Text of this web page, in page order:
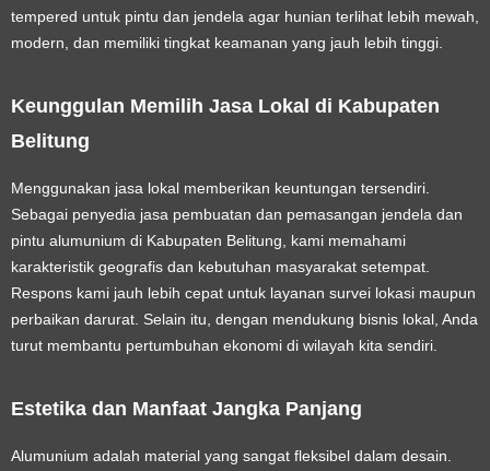
tempered untuk pintu dan jendela agar hunian terlihat lebih mewah,
modern, dan memiliki tingkat keamanan yang jauh lebih tinggi.
Keunggulan Memilih Jasa Lokal di Kabupaten
Belitung
Menggunakan jasa lokal memberikan keuntungan tersendiri.
Sebagai penyedia jasa pembuatan dan pemasangan jendela dan
pintu alumunium di Kabupaten Belitung , kami memahami
karakteristik geografis dan kebutuhan masyarakat setempat.
Respons kami jauh lebih cepat untuk layanan survei lokasi maupun
perbaikan darurat. Selain itu, dengan mendukung bisnis lokal, Anda
turut membantu pertumbuhan ekonomi di wilayah kita sendiri.
Estetika dan Manfaat Jangka Panjang
Alumunium adalah material yang sangat fleksibel dalam desain.